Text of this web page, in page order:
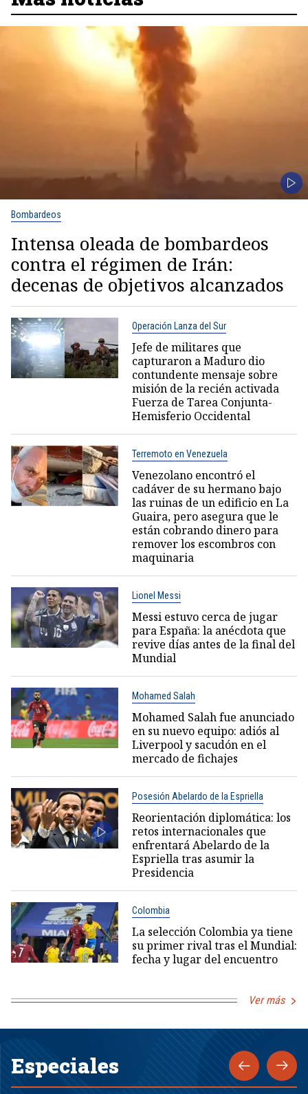
Bombardeos
Intensa oleada de bombardeos
contra el régimen de Irán:
decenas de objetivos alcanzados
Operación Lanza del Sur
Jefe de militares que
capturaron a Maduro dio
contundente mensaje sobre
misión de la recién activada
Fuerza de Tarea Conjunta-
Hemisferio Occidental
Terremoto en Venezuela
Venezolano encontró el
cadáver de su hermano bajo
las ruinas de un edificio en La
Guaira, pero asegura que le
están cobrando dinero para
remover los escombros con
maquinaria
Lionel Messi
Messi estuvo cerca de jugar
para España: la anécdota que
revive días antes de la final del
Mundial
Mohamed Salah
Mohamed Salah fue anunciado
en su nuevo equipo: adiós al
Liverpool y sacudón en el
mercado de fichajes
Posesión Abelardo de la Espriella
Reorientación diplomática: los
retos internacionales que
enfrentará Abelardo de la
Espriella tras asumir la
Presidencia
Colombia
La selección Colombia ya tiene
su primer rival tras el Mundial:
fecha y lugar del encuentro
Ver más
Especiales